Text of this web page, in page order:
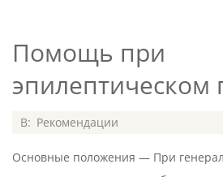
Помощь при
эпилептическом
2020-
08
В: Рекомендации
Основные положения — При